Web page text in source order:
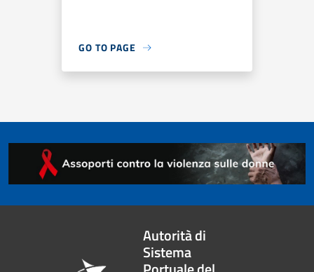
GO TO PAGE
Autorità di
Sistema